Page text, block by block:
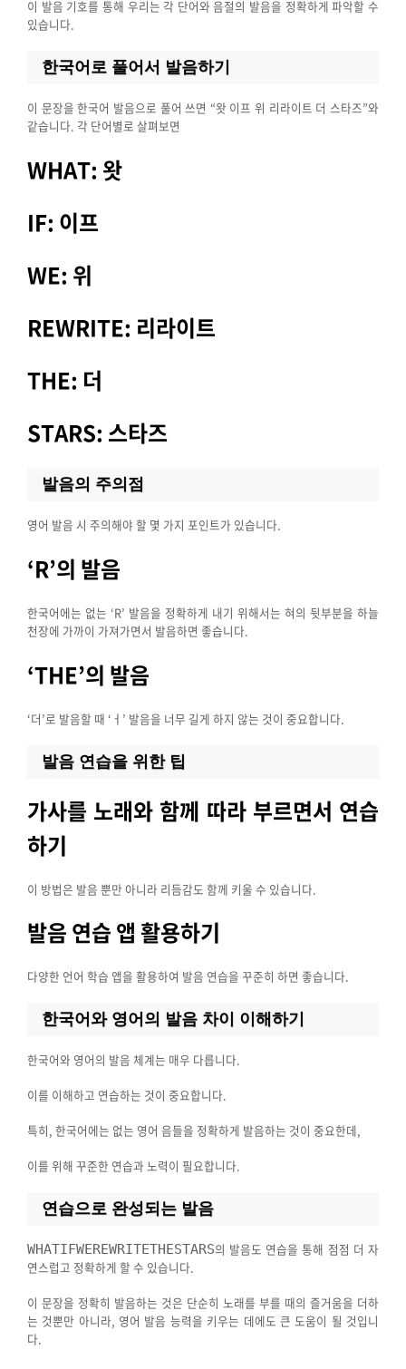
이 발음 기호를 통해 우리는 각 단어와 음절의 발음을 정확하게 파악할 수
있습니다.
한국어로 풀어서 발음하기
이 문장을 한국어 발음으로 풀어 쓰면 “왓 이프 위 리라이트 더 스타즈”와
같습니다. 각 단어별로 살펴보면
WHAT: 왓
IF: 이프
WE: 위
REWRITE: 리라이트
THE: 더
STARS: 스타즈
발음의 주의점
영어 발음 시 주의해야 할 몇 가지 포인트가 있습니다.
‘R’의 발음
한국어에는 없는 ‘R’ 발음을 정확하게 내기 위해서는 혀의 뒷부분을 하늘
천장에 가까이 가져가면서 발음하면 좋습니다.
‘THE’의 발음
‘더’로 발음할 때 ‘ㅓ’ 발음을 너무 길게 하지 않는 것이 중요합니다.
발음 연습을 위한 팁
가사를 노래와 함께 따라 부르면서 연습
하기
이 방법은 발음 뿐만 아니라 리듬감도 함께 키울 수 있습니다.
발음 연습 앱 활용하기
다양한 언어 학습 앱을 활용하여 발음 연습을 꾸준히 하면 좋습니다.
한국어와 영어의 발음 차이 이해하기
한국어와 영어의 발음 체계는 매우 다릅니다.
이를 이해하고 연습하는 것이 중요합니다.
특히, 한국어에는 없는 영어 음들을 정확하게 발음하는 것이 중요한데,
이를 위해 꾸준한 연습과 노력이 필요합니다.
연습으로 완성되는 발음
WHATIFWEREWRITETHESTARS의 발음도 연습을 통해 점점 더 자
연스럽고 정확하게 할 수 있습니다.
이 문장을 정확히 발음하는 것은 단순히 노래를 부를 때의 즐거움을 더하
는 것뿐만 아니라, 영어 발음 능력을 키우는 데에도 큰 도움이 될 것입니
다.